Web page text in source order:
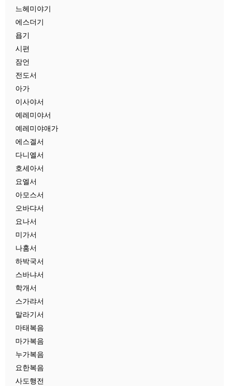
느헤미야기
에스더기
욥기
시편
잠언
전도서
아가
이사야서
예레미야서
예레미야애가
에스겔서
다니엘서
호세아서
요엘서
아모스서
오바댜서
요나서
미가서
나훔서
하박국서
스바냐서
학개서
스가랴서
말라기서
마태복음
마가복음
누가복음
요한복음
사도행전